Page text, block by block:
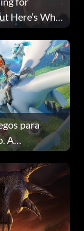
Here’s Why
para
A
qué.